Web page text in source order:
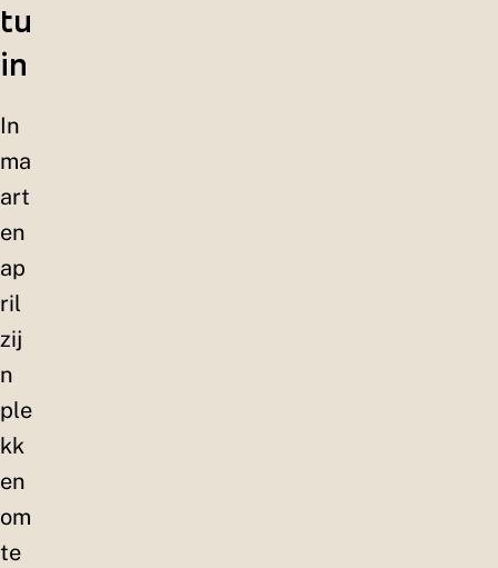
tu
in
In
ma
art
en
ap
ril
zij
n
ple
kk
en
om
te